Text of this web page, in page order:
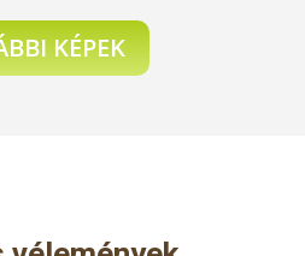
KÉPEK